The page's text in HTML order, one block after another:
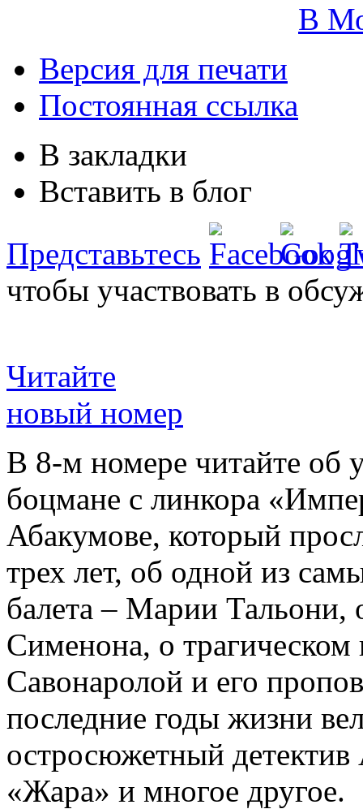
В
Версия для печати
Постоянная ссылка
В закладки
Вставить в блог
Представьтесь
чтобы участвовать в
Читайте
новый номер
В 8-м номере читайте об
боцмане с линкора
Абакумове, который
трех лет, об одной из
балета – Марии
Сименона, о трагическом
Савонаролой и его
последние годы жизни
остросюжетный детектив
«Жара» и многое другое.